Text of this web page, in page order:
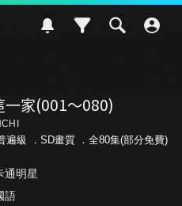
一家(001～080)
遍級 ．SD畫質 ．全80集(部分免費)
通明星
語